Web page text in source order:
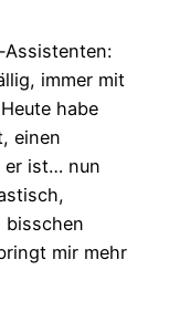
immer mit
habe
einen
er ist… nun
bisschen
mir mehr